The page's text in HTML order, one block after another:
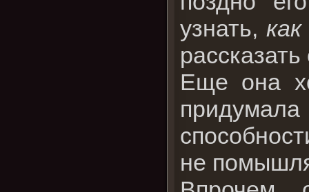
узнать, как
Еще она
не